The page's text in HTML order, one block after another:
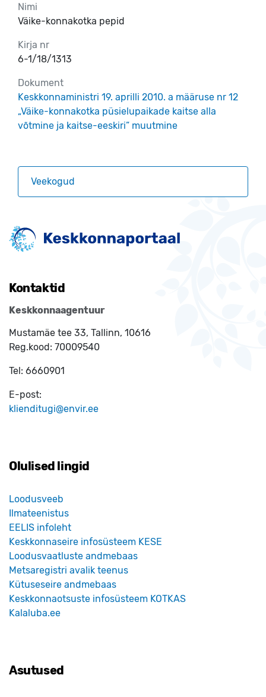
Nimi
Väike-konnakotka pepid
Kirja nr
6-1/18/1313
Dokument
Keskkonnaministri 19. aprilli 2010. a määruse nr 12
„Väike-konnakotka püsielupaikade kaitse alla
võtmine ja kaitse-eeskiri” muutmine
Veekogud
Kontaktid
Keskkonnaagentuur
Mustamäe tee 33, Tallinn, 10616
Reg.kood: 70009540
Tel: 6660901
E-post:
klienditugi@envir.ee
Olulised lingid
Loodusveeb
Ilmateenistus
EELIS infoleht
Keskkonnaseire infosüsteem KESE
Loodusvaatluste andmebaas
Metsaregistri avalik teenus
Kütuseseire andmebaas
Keskkonnaotsuste infosüsteem KOTKAS
Kalaluba.ee
Asutused